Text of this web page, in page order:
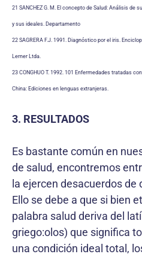
21 SANCHEZ G. M. El concepto de Salud: Análisis
y sus ideales. Departamento
22 SAGRERA F.J. 1991. Diagnóstico por el iris.
Lerner Ltda.
23 CONGHUO T. 1992. 101 Enfermedades tratadas
China: Ediciones en lenguas extranjeras.
3. RESULTADOS
Es bastante común en
de salud, encontremos
la ejercen desacuerdos
Ello se debe a que si bien
palabra salud deriva del
griego:olos) que significa
una condición ideal total,